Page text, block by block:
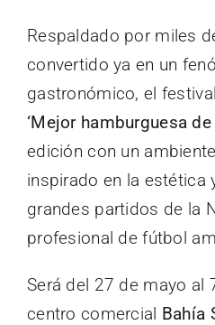
Respaldado por miles
convertido ya en un
gastronómico, el
‘Mejor hamburguesa de
edición con un
inspirado en la estética
grandes partidos de la
profesional de fútbol
Será del 27 de mayo al
centro comercial Bahía